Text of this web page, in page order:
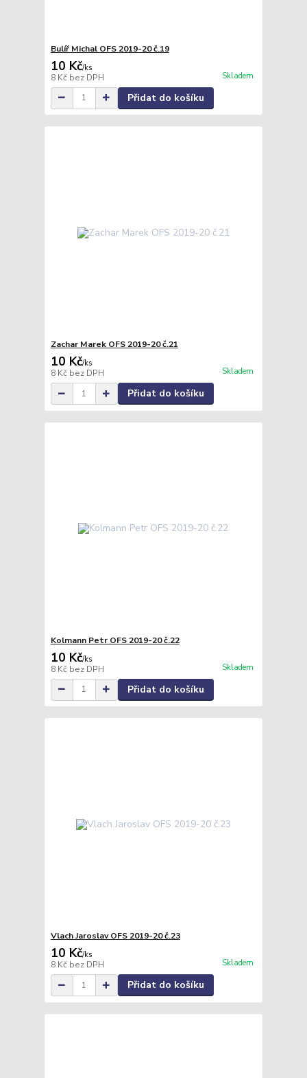
Bulíř Michal OFS 2019-20 č.19
10 Kč/ks
8 Kč bez DPH Skladem
Přidat do košíku
Zachar Marek OFS 2019-20 č.21
10 Kč/ks
8 Kč bez DPH Skladem
Přidat do košíku
Kolmann Petr OFS 2019-20 č.22
10 Kč/ks
8 Kč bez DPH Skladem
Přidat do košíku
Vlach Jaroslav OFS 2019-20 č.23
10 Kč/ks
8 Kč bez DPH Skladem
Přidat do košíku